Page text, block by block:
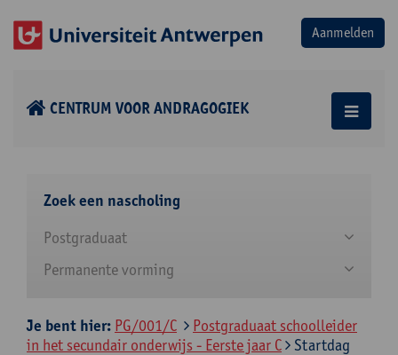
CENTRUM VOOR ANDRAGOGIEK
Zoek een nascholing
Postgraduaat
Permanente vorming
Je bent hier: PG/001/C
Postgraduaat schoolleider
in het secundair onderwijs - Eerste jaar C
Startdag